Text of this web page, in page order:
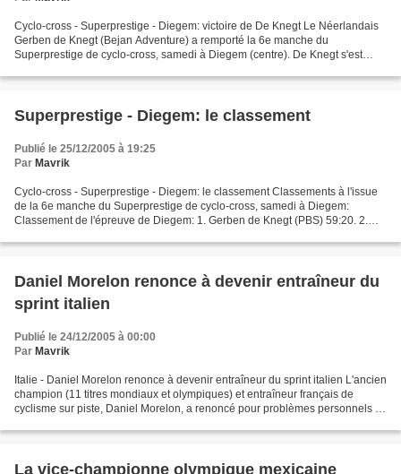
Cyclo-cross - Superprestige - Diegem: victoire de De Knegt Le Néerlandais
Gerben de Knegt (Bejan Adventure) a remporté la 6e manche du
Superprestige de cyclo-cross, samedi à Diegem (centre). De Knegt s'est
Superprestige - Diegem: le classement
Publié le 25/12/2005 à 19:25
Par Mavrik
Cyclo-cross - Superprestige - Diegem: le classement Classements à l'issue
de la 6e manche du Superprestige de cyclo-cross, samedi à Diegem:
Classement de l'épreuve de Diegem: 1. Gerben de Knegt (PBS) 59:20. 2.
Daniel Morelon renonce à devenir entraîneur du
sprint italien
Publié le 24/12/2005 à 00:00
Par Mavrik
Italie - Daniel Morelon renonce à devenir entraîneur du sprint italien L'ancien
champion (11 titres mondiaux et olympiques) et entraîneur français de
cyclisme sur piste, Daniel Morelon, a renoncé pour problèmes personnels à
La vice-championne olympique mexicaine